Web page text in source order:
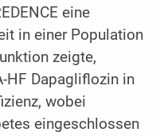
eine
in einer Population
zeigte,
HF Dapagliflozin in
wobei
eingeschlossen